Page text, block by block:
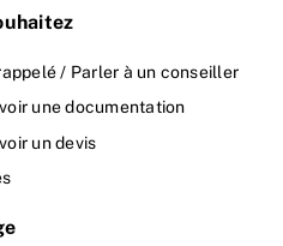
/ Parler à un conseiller
une documentation
un devis